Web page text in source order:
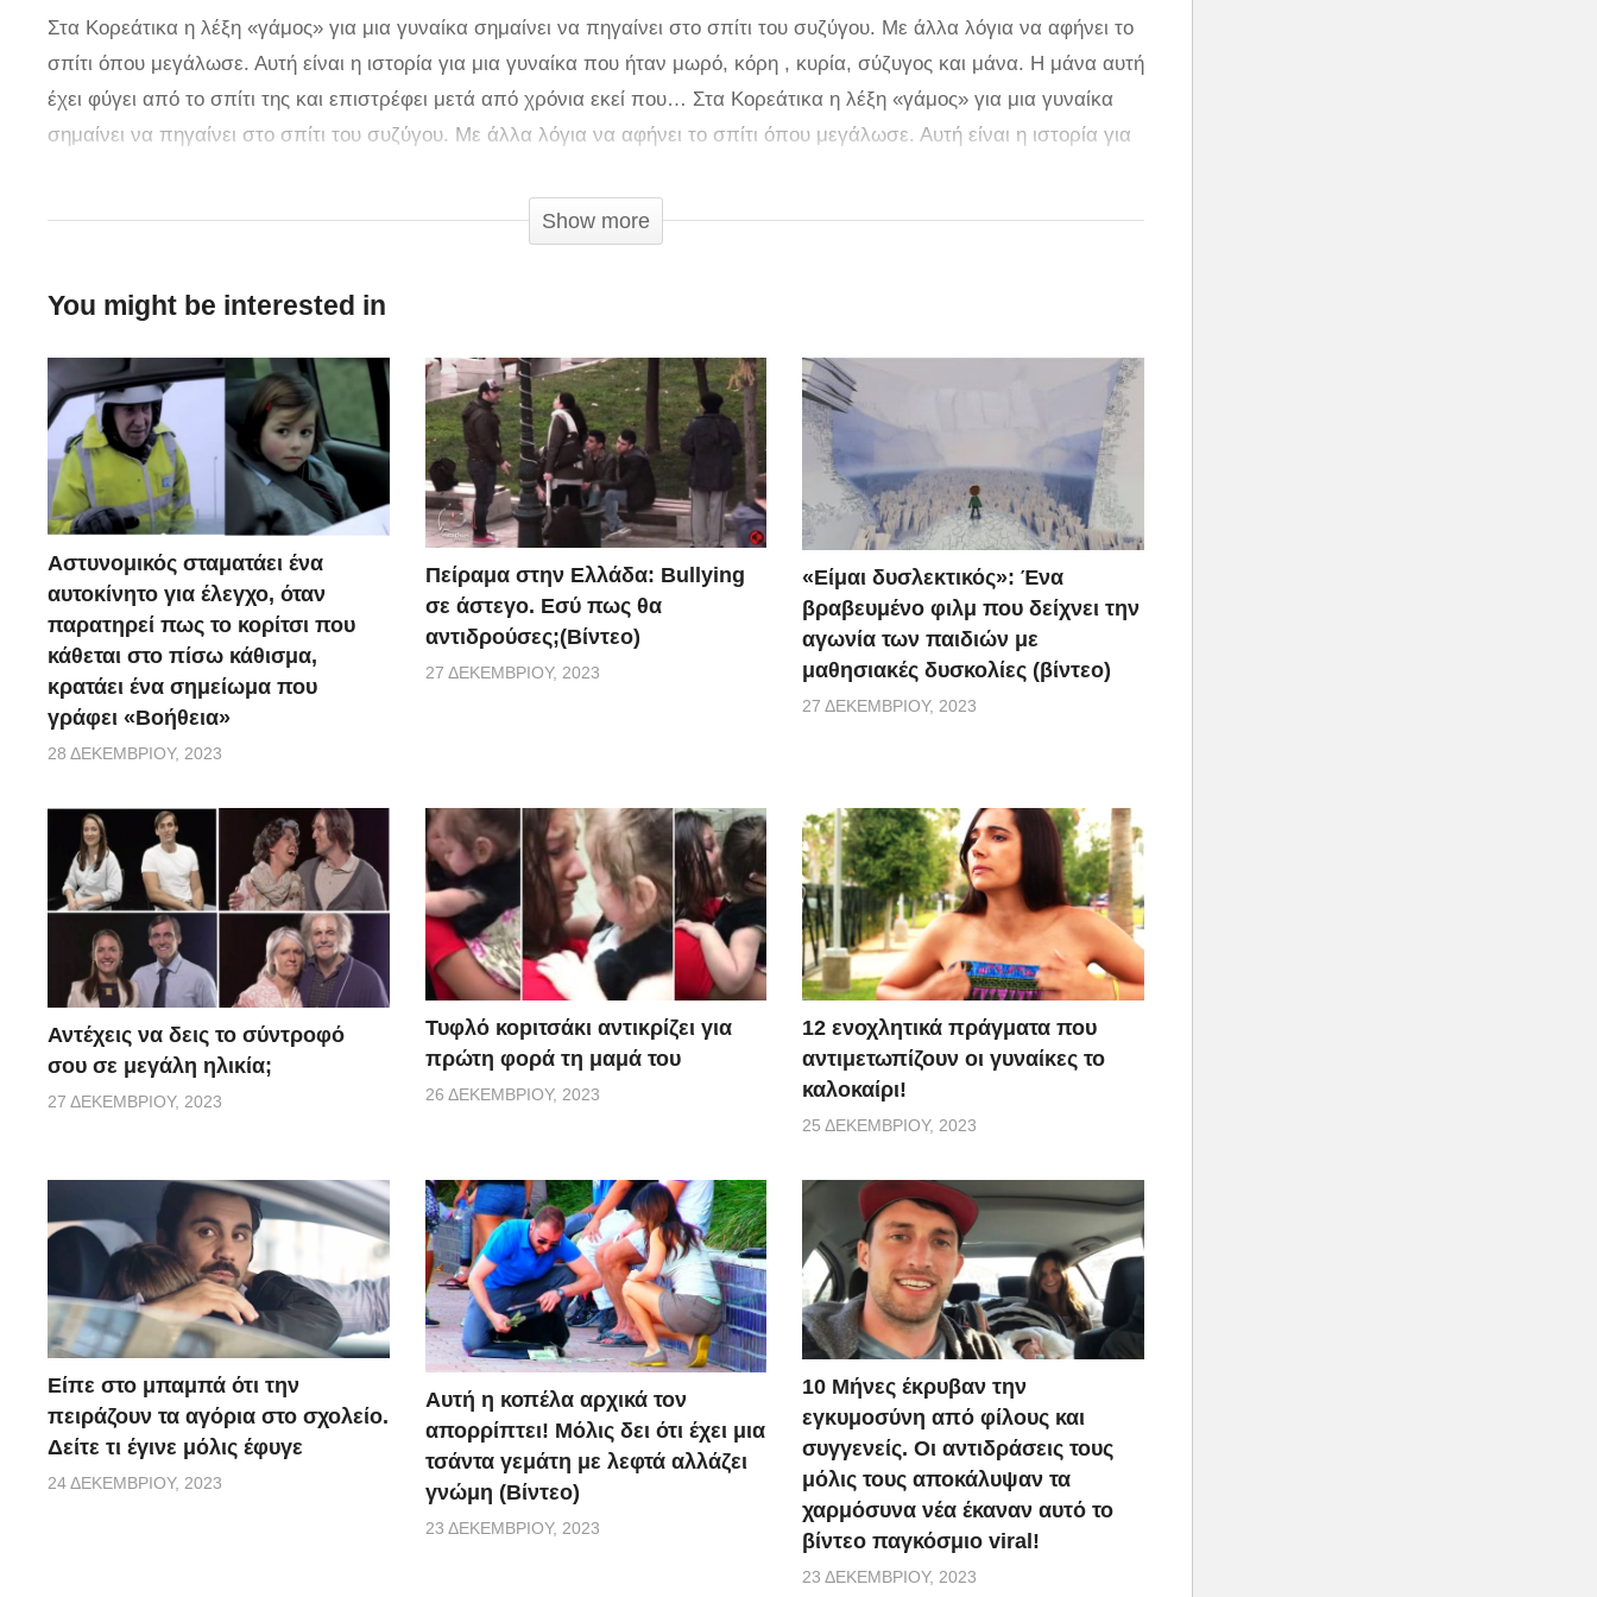
Στα Κορεάτικα η λέξη «γάμος» για μια γυναίκα σημαίνει να πηγαίνει στο σπίτι του συζύγου. Με άλλα λόγια να αφήνει το
σπίτι όπου μεγάλωσε. Αυτή είναι η ιστορία για μια γυναίκα που ήταν μωρό, κόρη , κυρία, σύζυγος και μάνα. Η μάνα αυτή
έχει φύγει από το σπίτι της και επιστρέφει μετά από χρόνια εκεί που… Στα Κορεάτικα η λέξη «γάμος» για μια γυναίκα
σημαίνει να πηγαίνει στο σπίτι του συζύγου. Με άλλα λόγια να αφήνει το σπίτι όπου μεγάλωσε. Αυτή είναι η ιστορία για
μετά από χρόνια εκεί που μεγάλωσε και μας διηγείται άλλο ένα μυστικό. Δείτε το βίντεο και αγκαλιάσετε τις μαμάδες σας
via
Show more
You might be interested in
Αστυνομικός σταματάει ένα
αυτοκίνητο για έλεγχο, όταν
παρατηρεί πως το κορίτσι που
κάθεται στο πίσω κάθισμα,
κρατάει ένα σημείωμα που
γράφει «Βοήθεια»
28 ΔΕΚΕΜΒΡΊΟΥ, 2023
Πείραμα στην Ελλάδα: Bullying
σε άστεγο. Εσύ πως θα
αντιδρούσες;(Βίντεο)
27 ΔΕΚΕΜΒΡΊΟΥ, 2023
«Είμαι δυσλεκτικός»: Ένα
βραβευμένο φιλμ που δείχνει την
αγωνία των παιδιών με
μαθησιακές δυσκολίες (βίντεο)
27 ΔΕΚΕΜΒΡΊΟΥ, 2023
Αντέχεις να δεις το σύντροφό
σου σε μεγάλη ηλικία;
27 ΔΕΚΕΜΒΡΊΟΥ, 2023
Τυφλό κοpιτσάκι αντικρίζει για
πρώτη φορά τη μαμά του
26 ΔΕΚΕΜΒΡΊΟΥ, 2023
12 ενοχλητικά πράγματα που
αντιμετωπίζουν οι γυναίκες το
καλοκαίρι!
25 ΔΕΚΕΜΒΡΊΟΥ, 2023
Είπε στο μπαμπά ότι την
πειράζουν τα αγόρια στο σχολείο.
Δείτε τι έγινε μόλις έφυγε
24 ΔΕΚΕΜΒΡΊΟΥ, 2023
Αυτή η κοπέλα αρχικά τον
απορρίπτει! Μόλις δει ότι έχει μια
τσάντα γεμάτη με λεφτά αλλάζει
γνώμη (Βίντεο)
23 ΔΕΚΕΜΒΡΊΟΥ, 2023
10 Μήνες έκρυβαν την
εγκυμοσύνη από φίλους και
συγγενείς. Οι αντιδράσεις τους
μόλις τους αποκάλυψαν τα
χαρμόσυνα νέα έκαναν αυτό το
βίντεο παγκόσμιο viral!
23 ΔΕΚΕΜΒΡΊΟΥ, 2023